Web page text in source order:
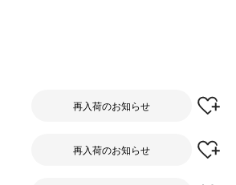
再入荷のお知らせ
再入荷のお知らせ